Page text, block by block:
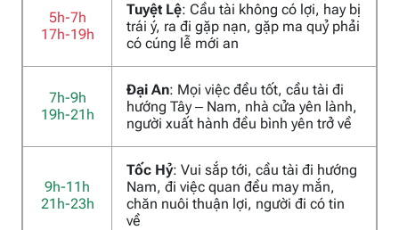
5h-7h
17h-19h
Tuyệt Lệ: Cầu tài không có lợi, hay bị
trái ý, ra đi gặp nạn, gặp ma quỷ phải
có cúng lễ mới an
7h-9h
19h-21h
Đại An: Mọi việc đều tốt, cầu tài đi
hướng Tây – Nam, nhà cửa yên lành,
người xuất hành đều bình yên trở về
9h-11h
21h-23h
Tốc Hỷ: Vui sắp tới, cầu tài đi hướng
Nam, đi việc quan đều may mắn,
chăn nuôi thuận lợi, người đi có tin
về